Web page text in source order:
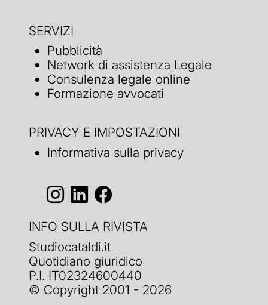
SERVIZI
Pubblicità
Network di assistenza Legale
Consulenza legale online
Formazione avvocati
PRIVACY E IMPOSTAZIONI
Informativa sulla privacy
INFO SULLA RIVISTA
Studiocataldi.it
Quotidiano giuridico
P.I. IT02324600440
© Copyright 2001 - 2026